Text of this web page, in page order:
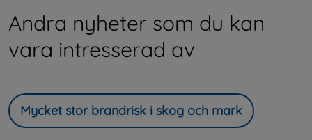
Andra nyheter som du kan
vara intresserad av
Mycket stor brandrisk i skog och mark